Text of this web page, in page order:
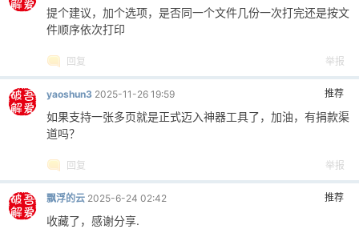
提个建议，加个选项，是否同一个文件几份一次打完还是按文
件顺序依次打印
回复 举报
推荐
yaoshun3 2025-11-26 19:59
如果支持一张多页就是正式迈入神器工具了，加油，有捐款渠
道吗？
回复 举报
推荐
飘浮的云 2025-6-24 02:42
收藏了，感谢分享.